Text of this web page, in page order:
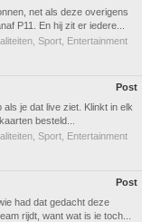
net als deze overigens
P11. En hij zit er iedere...
Sport, Entertainment
Post
je dat live ziet. Klinkt in elk
besteld...
Sport, Entertainment
Post
had dat gedacht deze
rijdt, want wat is ie toch...